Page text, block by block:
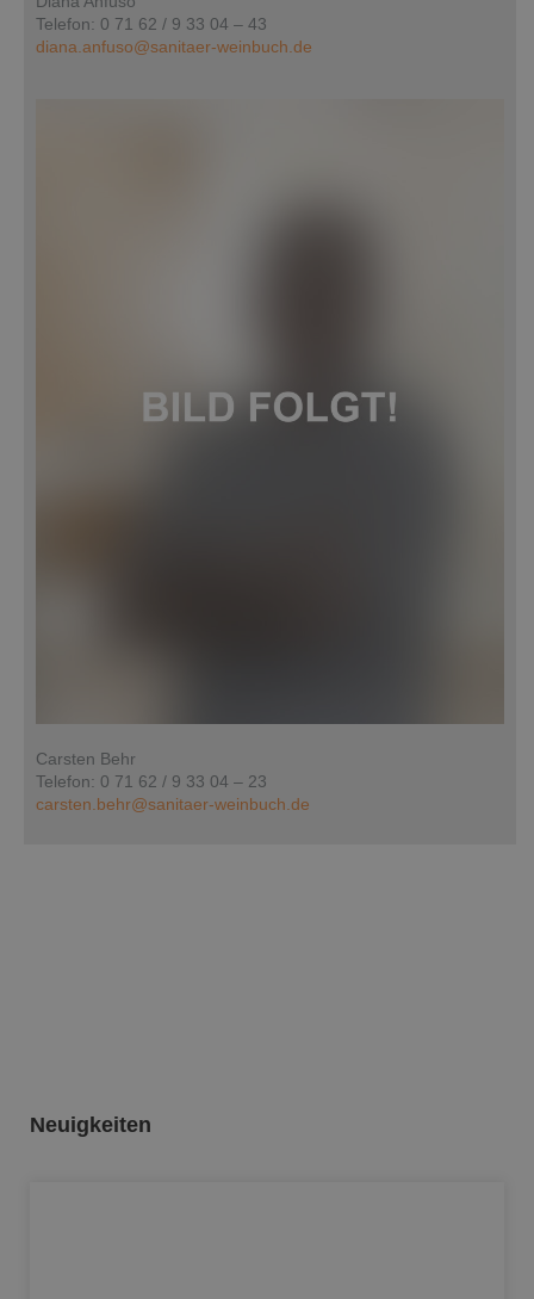
Telefon: 0 71 62 / 9 33 04 – 43
diana.anfuso@sanitaer-weinbuch.de
Carsten Behr
Telefon: 0 71 62 / 9 33 04 – 23
carsten.behr@sanitaer-weinbuch.de
Neuigkeiten